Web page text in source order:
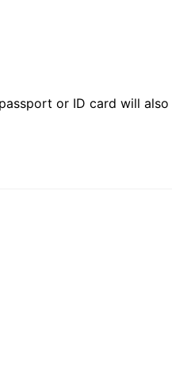
or ID card will also